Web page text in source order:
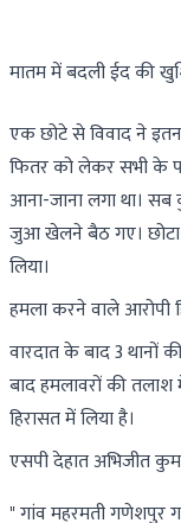
मातम में बदली ईद की
एक छोटे से विवाद ने
फितर को लेकर सभी के
आना-जाना लगा था। सब
जुआ खेलने बैठ गए।
लिया।
हमला करने वाले आरोपी
वारदात के बाद 3 थानों
बाद हमलावरों की
हिरासत में लिया है।
एसपी देहात अभिजीत
" गांव महरमती गणेशपुर